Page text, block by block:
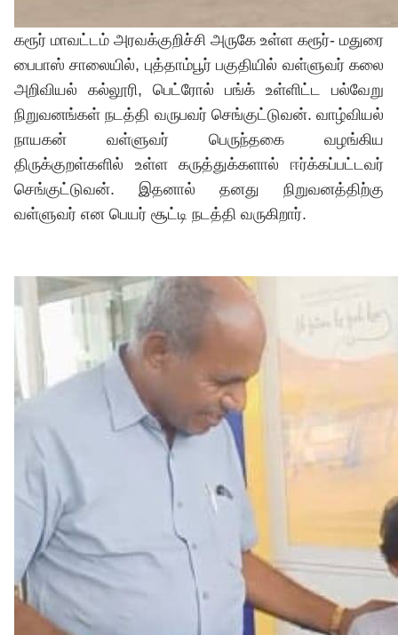
கரூர் மாவட்டம் அரவக்குறிச்சி அருகே உள்ள கரூர்- மதுரை
பைபாஸ் சாலையில், புத்தாம்பூர் பகுதியில் வள்ளுவர் கலை
அறிவியல் கல்லூரி, பெட்ரோல் பங்க் உள்ளிட்ட பல்வேறு
நிறுவனங்கள் நடத்தி வருபவர் செங்குட்டுவன். வாழ்வியல்
நாயகன் வள்ளுவர் பெருந்தகை வழங்கிய
திருக்குறள்களில் உள்ள கருத்துக்களால் ஈர்க்கப்பட்டவர்
செங்குட்டுவன். இதனால் தனது நிறுவனத்திற்கு
வள்ளுவர் என பெயர் சூட்டி நடத்தி வருகிறார்.